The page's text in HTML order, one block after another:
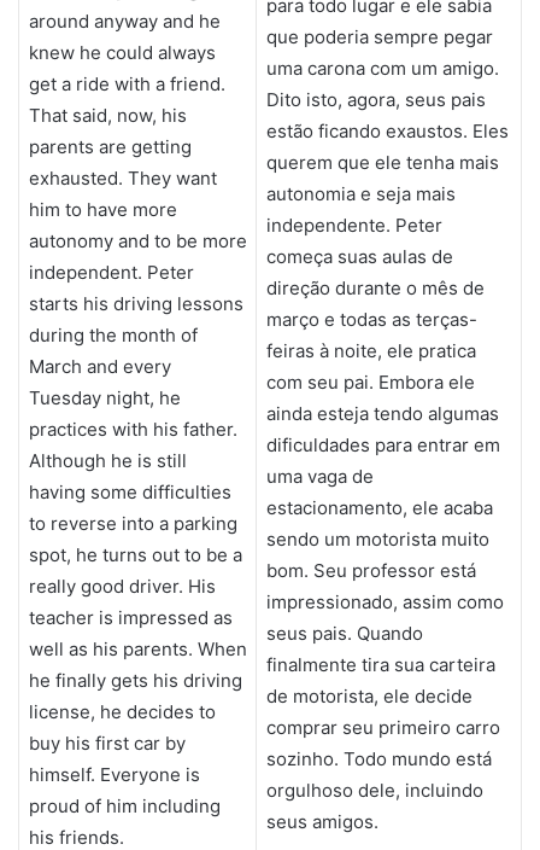
around anyway and he
knew he could always
get a ride with a friend.
That said, now, his
parents are getting
exhausted. They want
him to have more
autonomy and to be more
independent. Peter
starts his driving lessons
during the month of
March and every
Tuesday night, he
practices with his father.
Although he is still
having some difficulties
to reverse into a parking
spot, he turns out to be a
really good driver. His
teacher is impressed as
well as his parents. When
he finally gets his driving
license, he decides to
buy his first car by
himself. Everyone is
proud of him including
his friends.
para todo lugar e ele sabia
que poderia sempre pegar
uma carona com um amigo.
Dito isto, agora, seus pais
estão ficando exaustos. Eles
querem que ele tenha mais
autonomia e seja mais
independente. Peter
começa suas aulas de
direção durante o mês de
março e todas as terças-
feiras à noite, ele pratica
com seu pai. Embora ele
ainda esteja tendo algumas
dificuldades para entrar em
uma vaga de
estacionamento, ele acaba
sendo um motorista muito
bom. Seu professor está
impressionado, assim como
seus pais. Quando
finalmente tira sua carteira
de motorista, ele decide
comprar seu primeiro carro
sozinho. Todo mundo está
orgulhoso dele, incluindo
seus amigos.